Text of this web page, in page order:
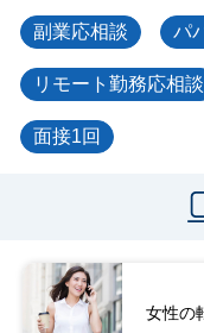
副業応相談 パ
リモート勤務応相談
面接1回
女性の